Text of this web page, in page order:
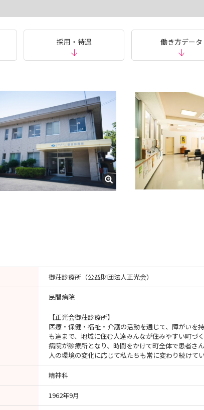
採用・待遇 働き方データ
御荘診療所（公益財団法人正光会）
民間病院
【正光会御荘診療所】
医療・保健・福祉・介護の活動を通じて、障がいを
も達まで、地域に住む人達みんなが住みやすい町づ
病院が診療所となり、時間をかけて町全体で患者さ
人の環境の変化に応じて私たちも常に変わり続けてい
精神科
1962年9月